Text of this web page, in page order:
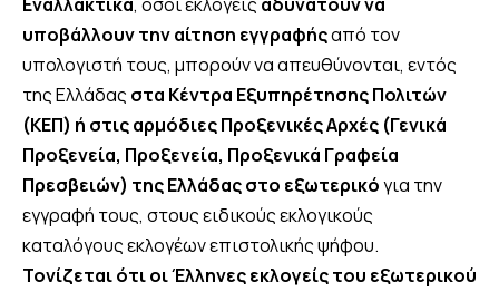
υποβάλλουν την αίτηση εγγραφήςαπό τον
υπολογιστή τους, μπορούν να απευθύνονται, εντός
της Ελλάδας στα Κέντρα Εξυπηρέτησης Πολιτών
(ΚΕΠ) ή στις αρμόδιες Προξενικές Αρχές (Γενικά
Προξενεία, Προξενεία, Προξενικά Γραφεία
Πρεσβειών) της Ελλάδας στο εξωτερικόγια την
εγγραφή τους, στους ειδικούς εκλογικούς
καταλόγους εκλογέων επιστολικής ψήφου.
Τονίζεται ότι οι Έλληνες εκλογείς του εξωτερικού